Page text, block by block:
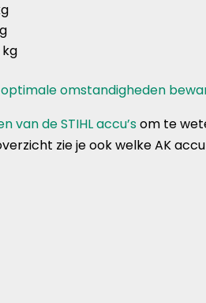
kg
omstandigheden
van de STIHL accu’som te
zie je ook welke AK